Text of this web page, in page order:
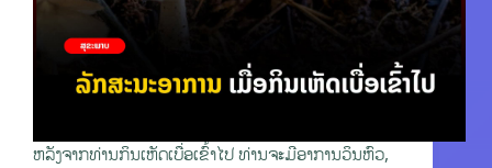
ຫລັງຈາກທ່ານກິນເຫັດເບື່ອເຂົ້າໄປ ທ່ານຈະມີອາການວິນຫົວ,